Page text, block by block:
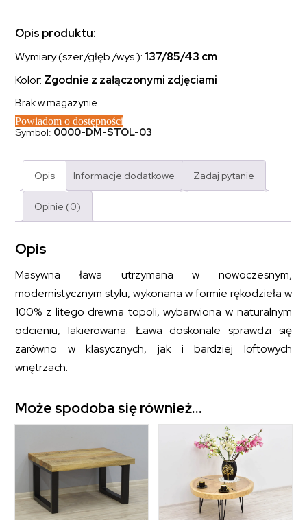
Opis produktu:
Wymiary (szer./głęb./wys.): 137/85/43 cm
Kolor: Zgodnie z załączonymi zdjęciami
Brak w magazynie
Powiadom o dostępności
Symbol: 0000-DM-STOL-03
Opis Informacje dodatkowe Zadaj pytanie
Opinie (0)
Opis
Masywna ława utrzymana w nowoczesnym,
modernistycznym stylu, wykonana w formie rękodzieła w
100% z litego drewna topoli, wybarwiona w naturalnym
odcieniu, lakierowana. Ława doskonale sprawdzi się
zarówno w klasycznych, jak i bardziej loftowych
wnętrzach.
Może spodoba się również…